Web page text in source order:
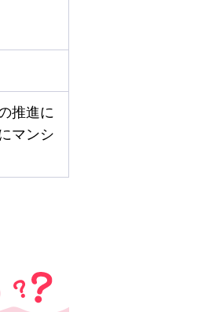
推進に
マンシ